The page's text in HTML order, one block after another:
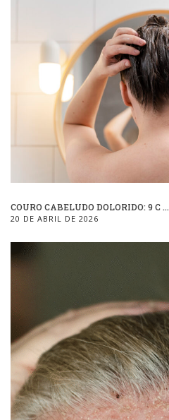
COURO CABELUDO DOLORIDO: 9 C ...
20 DE ABRIL DE 2026